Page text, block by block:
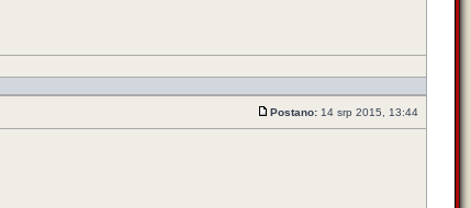
Postano: 14 srp 2015, 13:44